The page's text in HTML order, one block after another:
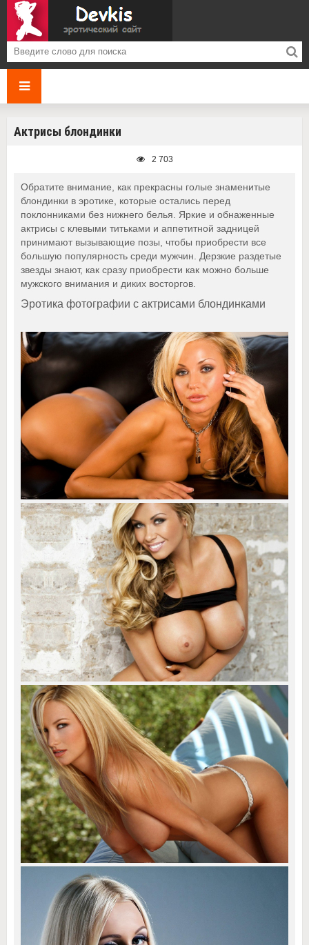
Актрисы блондинки
2 703
Обратите внимание, как прекрасны голые знаменитые
блондинки в эротике, которые остались перед
поклонниками без нижнего белья. Яркие и обнаженные
актрисы с клевыми титьками и аппетитной задницей
принимают вызывающие позы, чтобы приобрести все
большую популярность среди мужчин. Дерзкие раздетые
звезды знают, как сразу приобрести как можно больше
мужского внимания и диких восторгов.
Эротика фотографии с актрисами блондинками